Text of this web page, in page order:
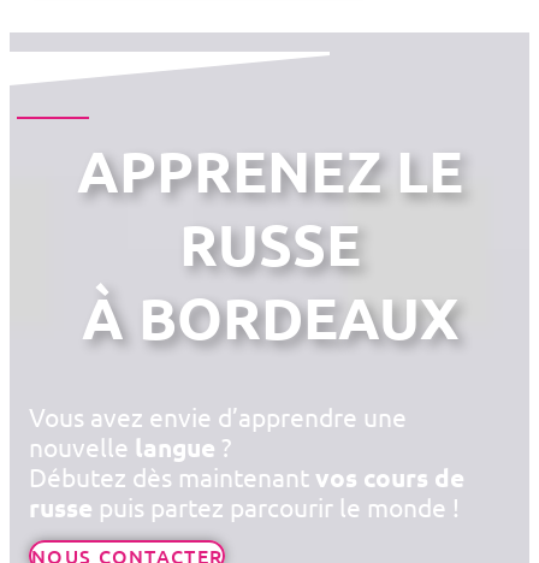
APPRENEZ LE
RUSSE
À BORDEAUX
Vous avez envie d’apprendre une
nouvelle langue ?
Débutez dès maintenantvos cours de
russe puis partez parcourir le monde !
NOUS CONTACTER